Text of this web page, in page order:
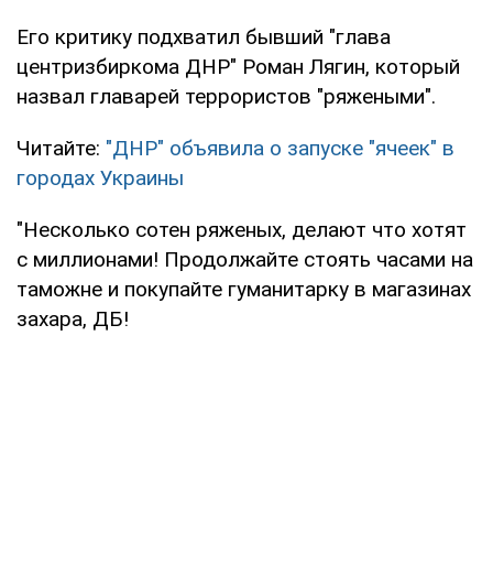
Его критику подхватил бывший "глава
центризбиркома ДНР" Роман Лягин, который
назвал главарей террористов "ряжеными".
Читайте: "ДНР" объявила о запуске "ячеек" в
городах Украины
"Несколько сотен ряженых, делают что хотят
с миллионами! Продолжайте стоять часами на
таможне и покупайте гуманитарку в магазинах
захара, ДБ!